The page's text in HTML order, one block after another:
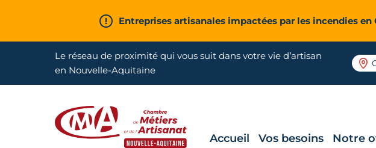
Entreprises artisanales impactées par les incendies en
Le réseau de proximité qui vous suit dans votre vie d’artisan
en Nouvelle-Aquitaine
Accueil Vos besoins Notre